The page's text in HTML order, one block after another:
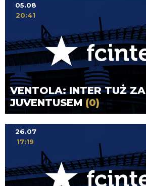
VENTOLA: INTER TUŻ ZA
JUVENTUSEM (0)
05.08
20:41
26.07
17:19